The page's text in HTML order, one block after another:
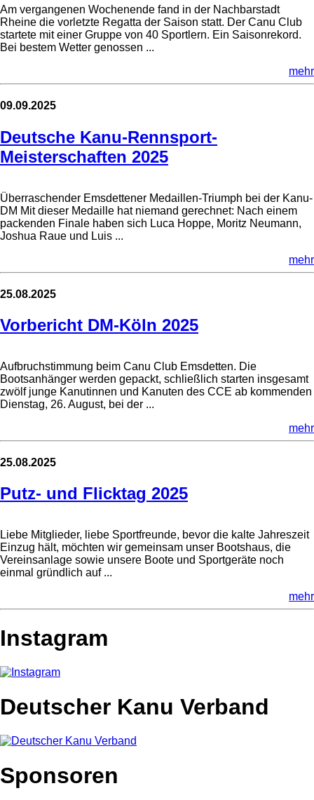
Am vergangenen Wochenende fand in der Nachbarstadt
Rheine die vorletzte Regatta der Saison statt. Der Canu Club
startete mit einer Gruppe von 40 Sportlern. Ein Saisonrekord.
Bei bestem Wetter genossen ...
mehr
09.09.2025
Deutsche Kanu-Rennsport-
Meisterschaften 2025
Überraschender Emsdettener Medaillen-Triumph bei der Kanu-
DM Mit dieser Medaille hat niemand gerechnet: Nach einem
packenden Finale haben sich Luca Hoppe, Moritz Neumann,
Joshua Raue und Luis ...
mehr
25.08.2025
Vorbericht DM-Köln 2025
Aufbruchstimmung beim Canu Club Emsdetten. Die
Bootsanhänger werden gepackt, schließlich starten insgesamt
zwölf junge Kanutinnen und Kanuten des CCE ab kommenden
Dienstag, 26. August, bei der ...
mehr
25.08.2025
Putz- und Flicktag 2025
Liebe Mitglieder, liebe Sportfreunde, bevor die kalte Jahreszeit
Einzug hält, möchten wir gemeinsam unser Bootshaus, die
Vereinsanlage sowie unsere Boote und Sportgeräte noch
einmal gründlich auf ...
mehr
Instagram
Deutscher Kanu Verband
Sponsoren